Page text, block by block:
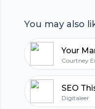
You may also
Your
Courtney
SEO
Digitaleer